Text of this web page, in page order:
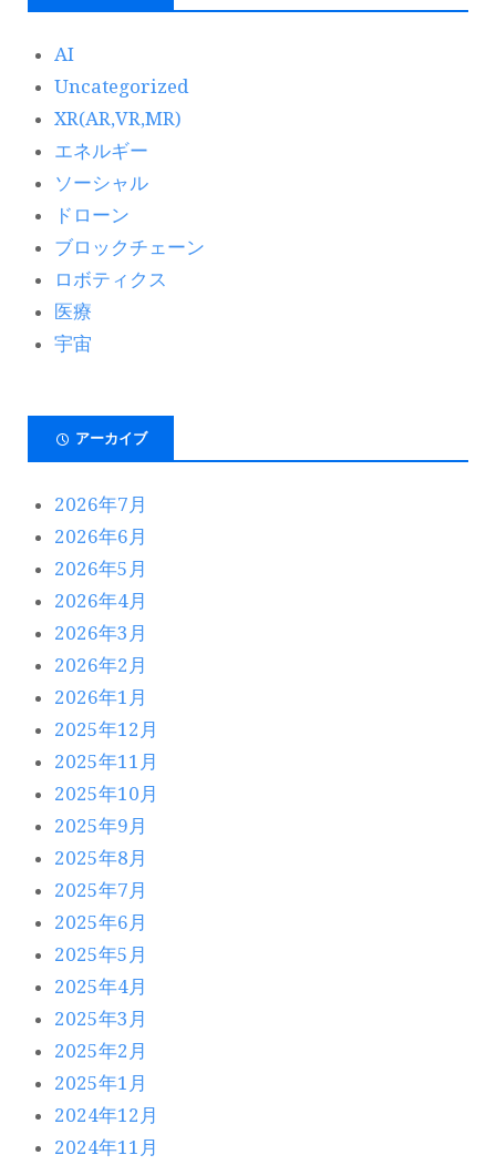
AI
Uncategorized
XR(AR,VR,MR)
エネルギー
ソーシャル
ドローン
ブロックチェーン
ロボティクス
医療
宇宙
アーカイブ
2026年7月
2026年6月
2026年5月
2026年4月
2026年3月
2026年2月
2026年1月
2025年12月
2025年11月
2025年10月
2025年9月
2025年8月
2025年7月
2025年6月
2025年5月
2025年4月
2025年3月
2025年2月
2025年1月
2024年12月
2024年11月